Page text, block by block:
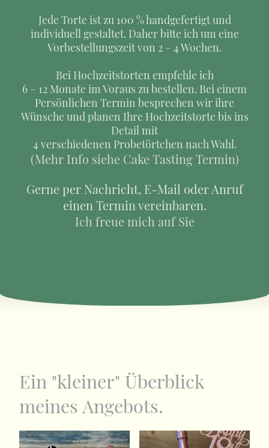
Jede Torte ist zu 100 % handgefertigt und
individuell gestaltet. Daher bitte ich um eine
Vorbestellungszeit von 2 – 4 Wochen.
Bei Hochzeitstorten empfehle ich
6 – 12 Monate im Voraus zu bestellen. Bei einem
Persönlichen Termin besprechen wir ihre
Wünsche und planen Ihre Hochzeitstorte bis ins
Detail mit
4 verschiedenen Probetörtchen nach Wahl.
(Mehr Info siehe Cake Tasting Termin)
Gerne per Nachricht, E-Mail oder Anruf
einen Termin vereinbaren.
Ich freue mich auf Sie
Ein "kleiner" Überblick
meines Angebots.